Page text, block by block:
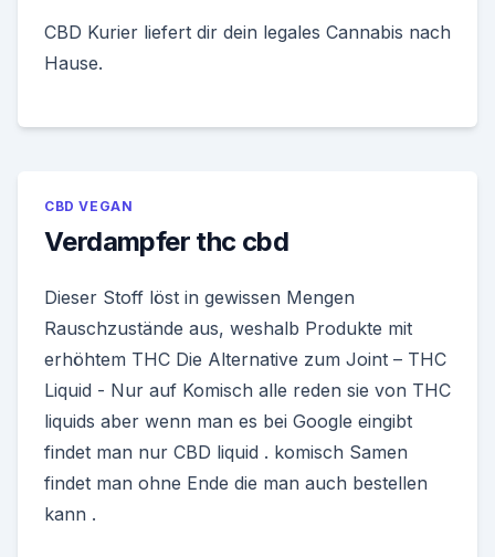
CBD Kurier liefert dir dein legales Cannabis nach
Hause.
CBD VEGAN
Verdampfer thc cbd
Dieser Stoff löst in gewissen Mengen
Rauschzustände aus, weshalb Produkte mit
erhöhtem THC Die Alternative zum Joint – THC
Liquid - Nur auf Komisch alle reden sie von THC
liquids aber wenn man es bei Google eingibt
findet man nur CBD liquid . komisch Samen
findet man ohne Ende die man auch bestellen
kann .